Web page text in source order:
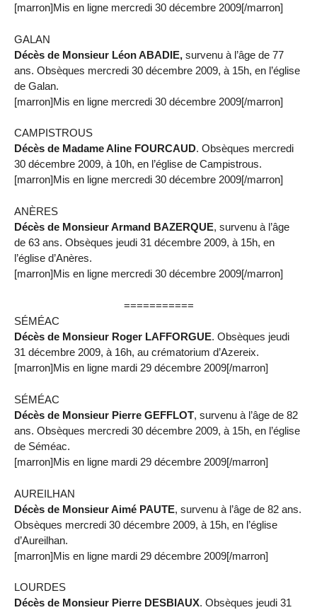
[marron]Mis en ligne mercredi 30 décembre 2009[/marron]
GALAN
Décès de Monsieur Léon ABADIE, survenu à l’âge de 77
ans. Obsèques mercredi 30 décembre 2009, à 15h, en l’église
de Galan.
[marron]Mis en ligne mercredi 30 décembre 2009[/marron]
CAMPISTROUS
Décès de Madame Aline FOURCAUD. Obsèques mercredi
30 décembre 2009, à 10h, en l’église de Campistrous.
[marron]Mis en ligne mercredi 30 décembre 2009[/marron]
ANÈRES
Décès de Monsieur Armand BAZERQUE, survenu à l’âge
de 63 ans. Obsèques jeudi 31 décembre 2009, à 15h, en
l’église d’Anères.
[marron]Mis en ligne mercredi 30 décembre 2009[/marron]
===========
SÉMÉAC
Décès de Monsieur Roger LAFFORGUE. Obsèques jeudi
31 décembre 2009, à 16h, au crématorium d’Azereix.
[marron]Mis en ligne mardi 29 décembre 2009[/marron]
SÉMÉAC
Décès de Monsieur Pierre GEFFLOT, survenu à l’âge de 82
ans. Obsèques mercredi 30 décembre 2009, à 15h, en l’église
de Séméac.
[marron]Mis en ligne mardi 29 décembre 2009[/marron]
AUREILHAN
Décès de Monsieur Aimé PAUTE, survenu à l’âge de 82 ans.
Obsèques mercredi 30 décembre 2009, à 15h, en l’église
d’Aureilhan.
[marron]Mis en ligne mardi 29 décembre 2009[/marron]
LOURDES
Décès de Monsieur Pierre DESBIAUX. Obsèques jeudi 31